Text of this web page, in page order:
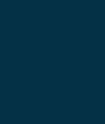
Twoich danych.
nie udostępnia
oraz osobom
gdy przekazanie
(przekazanie
przekazanie danych
nocleg, czartery,
i funkcjonalności